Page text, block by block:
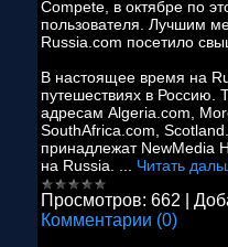
Compete, в октябре по
пользователя. Лучшим
Russia.com посетило
В настоящее время на
путешествиях в Россию.
адресам Algeria.com,
SouthAfrica.com,
принадлежат NewMedia
на Russia. ... Читать
Просмотров: 662
Комментарии (0)